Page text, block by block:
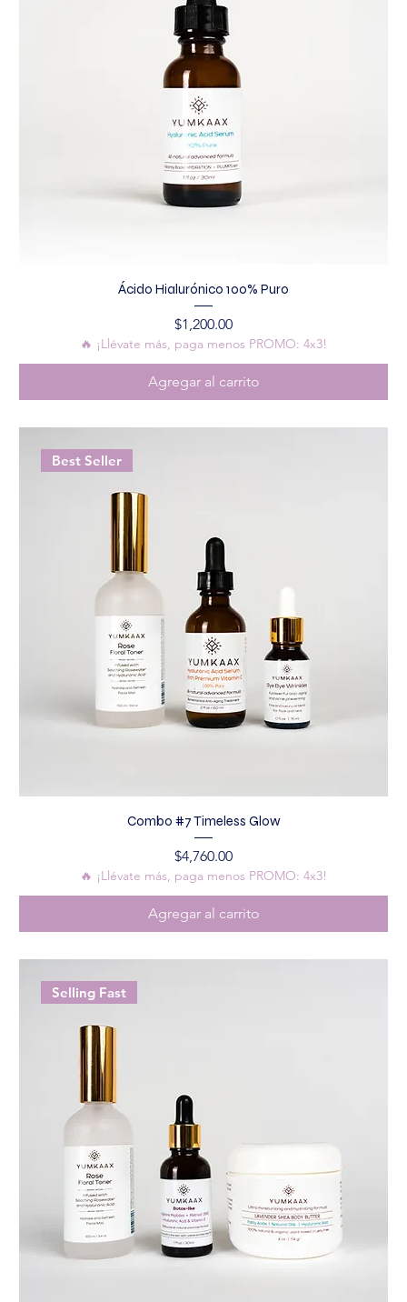
Ácido Hialurónico 100% Puro
Precio
$1,200.00
🔥 ¡Llévate más, paga menos PROMO: 4x3!
Agregar al carrito
Best Seller
Combo #7 Timeless Glow
Precio
$4,760.00
🔥 ¡Llévate más, paga menos PROMO: 4x3!
Agregar al carrito
Selling Fast